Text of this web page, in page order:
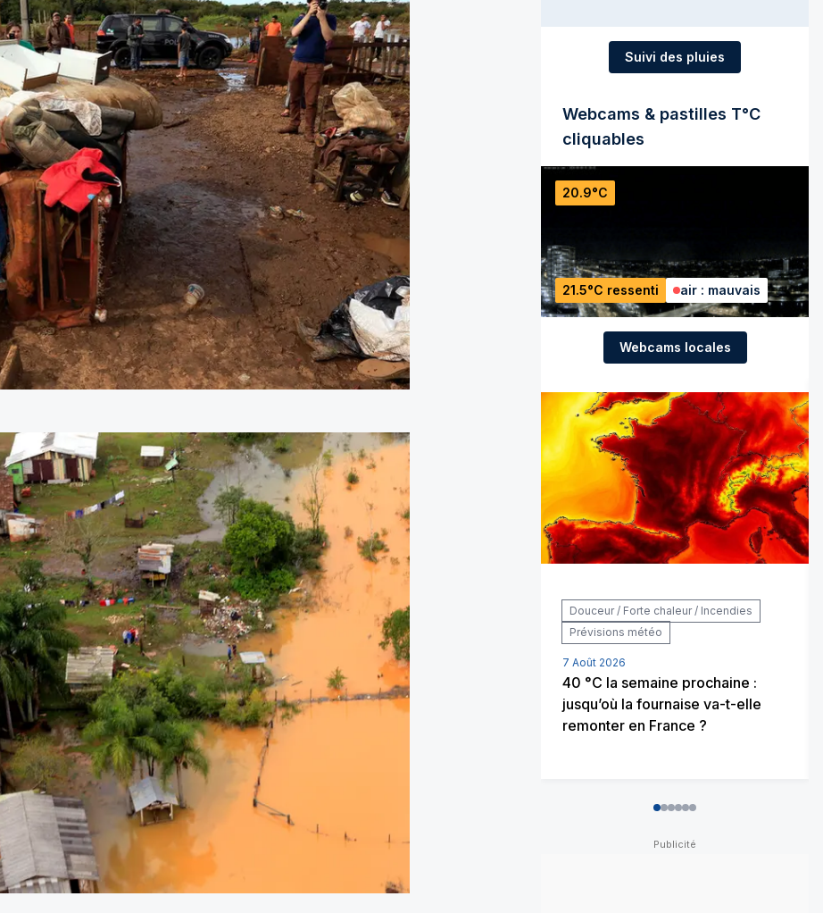
Suivi des pluies
Webcams & pastilles T°C
cliquables
20.9°C
21.5°C ressenti air : mauvais
Webcams locales
Douceur / Forte chaleur / Incendies
Prévisions météo
7 Août 2026
40 °C la semaine prochaine :
jusqu’où la fournaise va-t-elle
remonter en France ?
012345